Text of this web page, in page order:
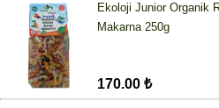
Ekoloji Junior Organik
Makarna 250g
170.00 ₺